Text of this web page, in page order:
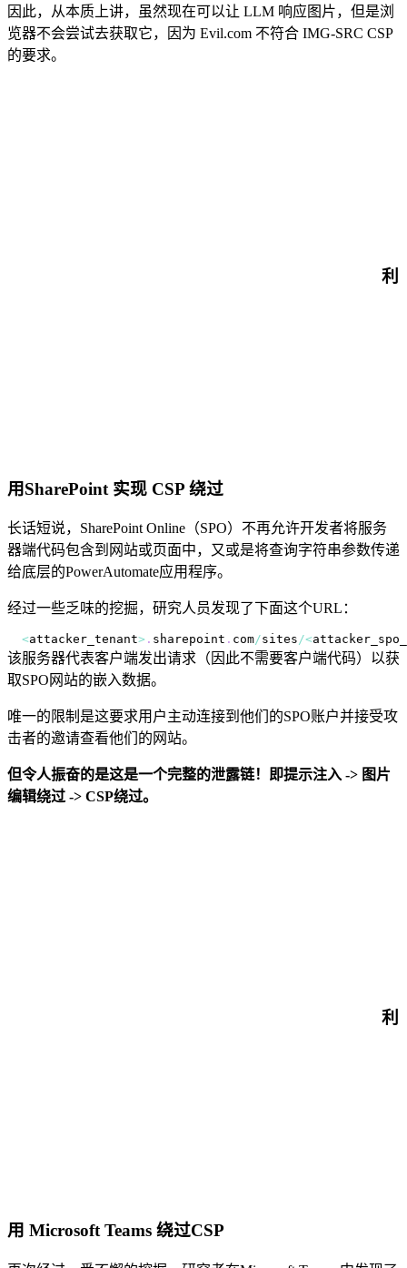
因此，从本质上讲，虽然现在可以让 LLM 响应图片，但是浏
览器不会尝试去获取它，因为 Evil.com 不符合 IMG-SRC CSP
的要求。
利
用SharePoint 实现 CSP 绕过
长话短说，SharePoint Online（SPO）不再允许开发者将服务
器端代码包含到网站或页面中，又或是将查询字符串参数传递
给底层的PowerAutomate应用程序。
经过一些乏味的挖掘，研究人员发现了下面这个URL：
<attacker_tenant> . sharepoint . com/sites/<
该服务器代表客户端发出请求（因此不需要客户端代码）以获
取SPO网站的嵌入数据。
唯一的限制是这要求用户主动连接到他们的SPO账户并接受攻
击者的邀请查看他们的网站。
但令人振奋的是这是一个完整的泄露链！即提示注入 -> 图片
编辑绕过 -> CSP绕过。
利
用 Microsoft Teams 绕过CSP